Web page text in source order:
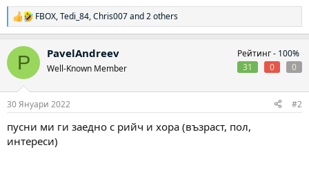
Р
е
к
и
FBOX,Tedi_84,Chris007and 2 others
P PavelAndreev
Well-Known Member
Рейтинг - 100%
31
0 0
30 Януари 2022 #2
пусни ми ги заедно с рийч и хора (възраст, пол,
интереси)